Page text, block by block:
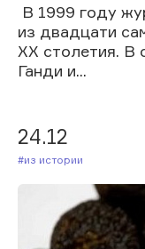
В 1999 году
из двадцати
XX столетия. В
Ганди и...
24.12
#Из истории